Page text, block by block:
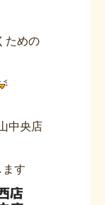
ための
中央店
す